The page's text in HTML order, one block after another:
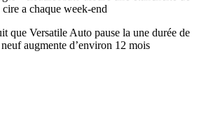
a chaque week-end
que Versatile Auto pause la une durée de
augmente d’environ 12 mois